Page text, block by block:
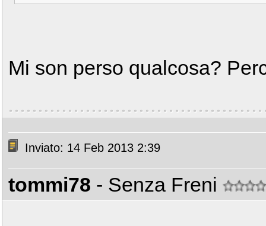
Mi son perso qualcosa?
Inviato: 14 Feb 2013 2:39
tommi78 - Senza Freni